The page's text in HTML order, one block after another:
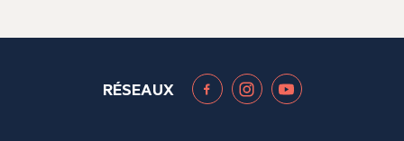
RÉSEAUX